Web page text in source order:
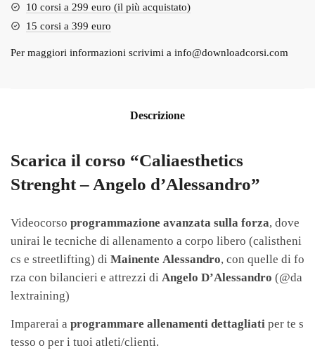
10 corsi a 299 euro (il più acquistato)
15 corsi a 399 euro
Per maggiori informazioni scrivimi a info@downloadcorsi.com
Descrizione
Scarica il corso “Caliaesthetics
Strenght – Angelo d’Alessandro”
Videocorso programmazione avanzata sulla forza, dove
unirai le tecniche di allenamento a corpo libero (calistheni
cs e streetlifting) di Mainente Alessandro, con quelle di fo
rza con bilancieri e attrezzi di Angelo D’Alessandro (@da
lextraining)
Imparerai a programmare allenamenti dettagliati per te s
tesso o per i tuoi atleti/clienti.